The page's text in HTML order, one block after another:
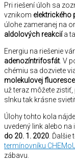
Pri riešení úloh sa
vznikom elektrického
úlohe zameranej na
aldolových reakciía
Energiu na riešenie
adenozíntrifosfát . V
chémiu sa dozviete
molekulovej
už teraz môžete zistiť,
slnku tak krásne
Úlohy tohto kola
uvedený link alebo
do 20. 1. 2020 .
termínovníku
zábavu.